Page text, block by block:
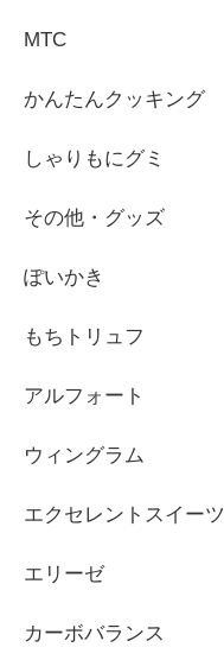
MTC
かんたんクッキング
しゃりもにグミ
その他・グッズ
ぽいかき
もちトリュフ
アルフォート
ウィングラム
エクセレントスイーツ
エリーゼ
カーボバランス